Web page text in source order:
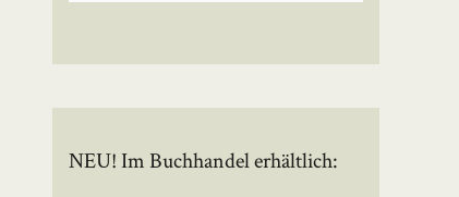
NEU! Im Buchhandel erhältlich: